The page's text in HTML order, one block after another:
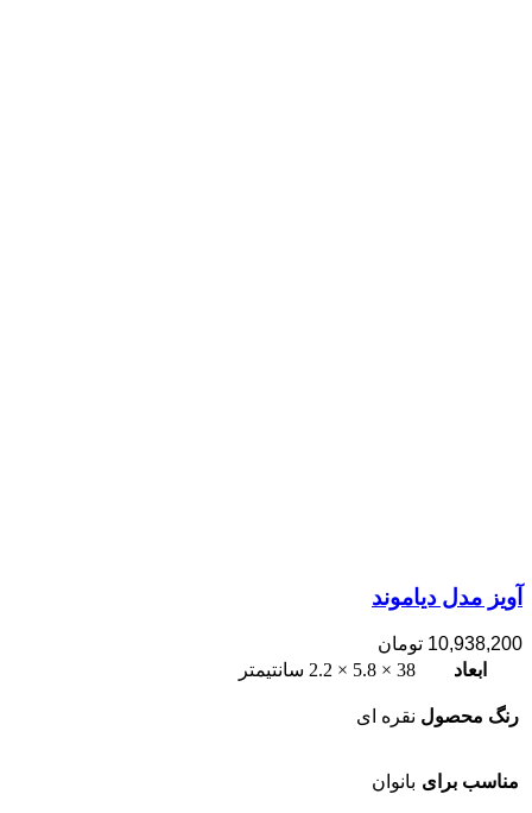
آویز مدل دیاموند
10,938,200 تومان
ابعاد
38 × 5.8 × 2.2 سانتیمتر
رنگ محصول نقره ای
مناسب برای بانوان